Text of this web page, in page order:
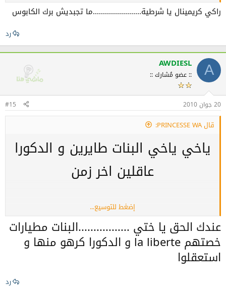
ونشفى واحد النهار شرالي pاpا سيوانة وردي فيها
كسرهالي حكمتو عظيتو على صبعوتقريب طيرتهولو
راكي كريمينال يا شرطية........................ما تجبديش برك الكابوس
رد
A
AWDIESL
:: عضو مُشارك ::
20 جوان 2010 #15
قال PRINCESSE WA:
ياخي ياخي البنات طايرين و الدكورا
عاقلين اخر زمن
ههههههههههههه
إضغط للتوسيع...
عندك الحق يا ختي .................البنات مطيارات
خصتهم la liberte و الدكورا كرهو منها و
استعقلوا
رد